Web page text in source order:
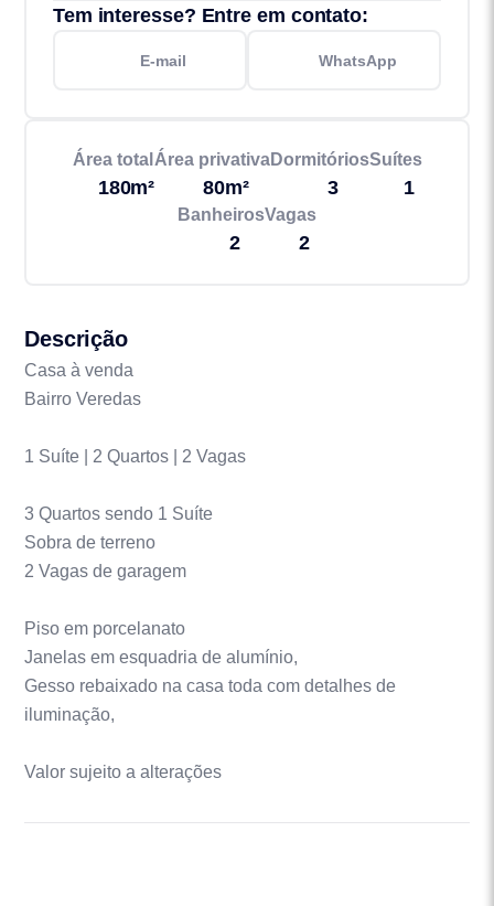
Tem interesse? Entre em contato:
E-mail WhatsApp
Área total
180m²
Área privativa
80m²
Dormitórios
3
Suítes
1
Banheiros
2
Vagas
2
Descrição
Casa à venda
Bairro Veredas
1 Suíte | 2 Quartos | 2 Vagas
3 Quartos sendo 1 Suíte
Sobra de terreno
2 Vagas de garagem
Piso em porcelanato
Janelas em esquadria de alumínio,
Gesso rebaixado na casa toda com detalhes de
iluminação,
Valor sujeito a alterações